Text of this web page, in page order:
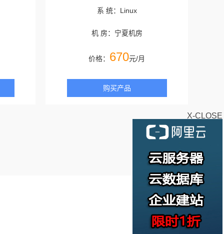
X-CLOSE
系 统：Linux
机 房：宁夏机房
价格： 670元/月
购买产品